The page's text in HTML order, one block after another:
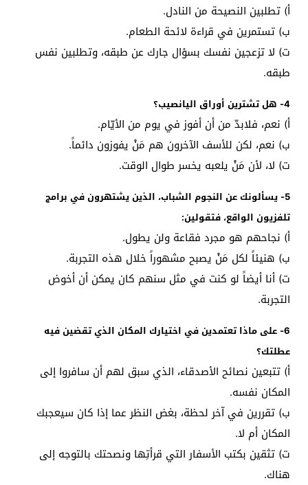
أ‌) تطلبين النصيحة من النادل.
ب‌) تستمرين في قراءة لائحة الطعام.
ت‌) لا تزعجين نفسك بسؤال جارك عن طبقه، وتطلبين نفس
طبقه.
4- هل تشترين أوراق اليانصيب؟
أ‌) نعم، فلابدّ من أن أفوز في يوم من الأيّام.
ب‌) نعم، لكن للأسف الآخرون هم مَنْ يفوزون دائماً.
ت‌) لا، لأن مَنْ يلعبه يخسر طوال الوقت.
5- يسألونك عن النجوم الشباب، الذين يشتهرون في برامج
تلفزيون الواقع، فتقولين:
أ‌) نجاحهم هو مجرد فقاعة ولن يطول.
ب‌) هنيئاً لكل مَنْ يصبح مشهوراً خلال هذه التجربة.
ت‌) أنا أيضاً لو كنت في مثل سنهم كان يمكن أن أخوض
التجربة.
6- على ماذا تعتمدين في اختيارك المكان الذي تقضين فيه
عطلتك؟
أ‌) تتبعين نصائح الأصدقاء، الذي سبق لهم أن سافروا إلى
المكان نفسه.
ب‌) تقررين في آخر لحظة، بغض النظر عما إذا كان سيعجبك
المكان أم لا.
ت‌) تثقين بكتب الأسفار التي قرأتِها ونصحتك بالتوجه إلى
هناك.